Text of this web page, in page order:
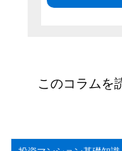
このコラムを